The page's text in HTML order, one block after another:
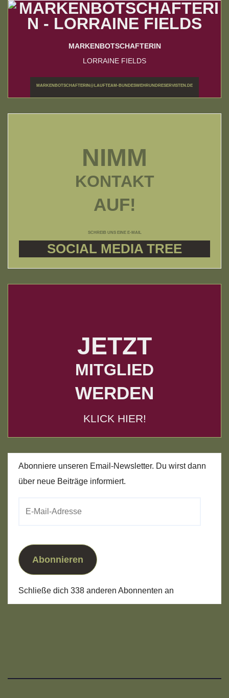
MARKENBOTSCHAFTERIN
LORRAINE FIELDS
MARKENBOTSCHAFTERIN@LAUFTEAM-BUNDESWEHRUNDRESERVISTEN.DE
NIMM
KONTAKT
AUF!
SCHREIB UNS EINE E-MAIL
SOCIAL MEDIA TREE
JETZT
MITGLIED
WERDEN
KLICK HIER!
Abonniere unseren Email-Newsletter. Du wirst dann
über neue Beiträge informiert.
Abonnieren
Schließe dich 338 anderen Abonnenten an